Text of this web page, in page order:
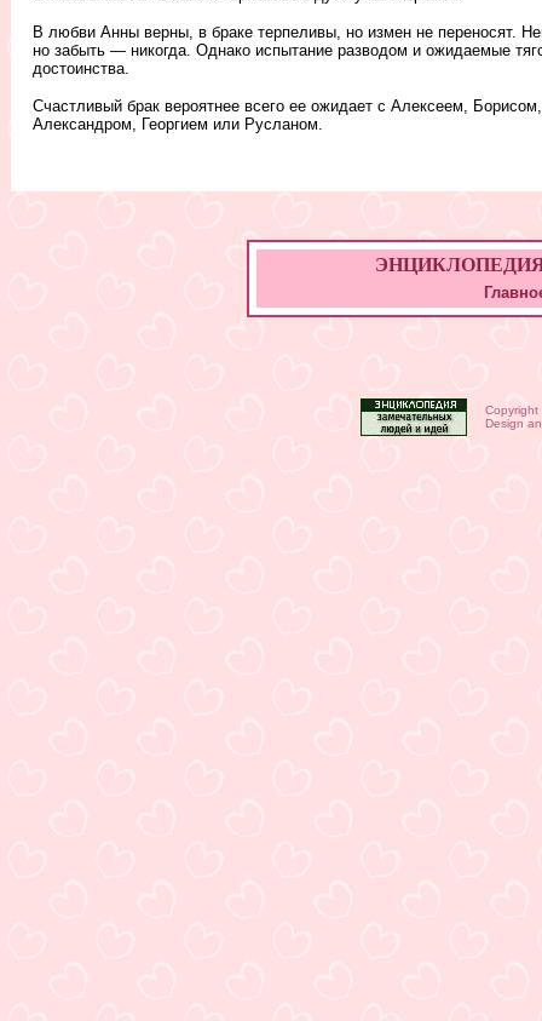
В любви Анны верны, в браке терпеливы, но измен не переносят.
но забыть — никогда. Однако испытание разводом и ожидаемые
достоинства.
Счастливый брак вероятнее всего ее ожидает с Алексеем,
Александром, Георгием или Русланом.
ЭНЦИКЛОПЕДИЯ
Copyright
Design